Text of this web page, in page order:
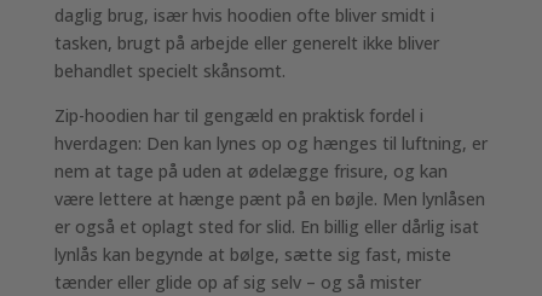
daglig brug, især hvis hoodien ofte bliver smidt i
tasken, brugt på arbejde eller generelt ikke bliver
behandlet specielt skånsomt.
Zip-hoodien har til gengæld en praktisk fordel i
hverdagen: Den kan lynes op og hænges til luftning, er
nem at tage på uden at ødelægge frisure, og kan
være lettere at hænge pænt på en bøjle. Men lynlåsen
er også et oplagt sted for slid. En billig eller dårlig isat
lynlås kan begynde at bølge, sætte sig fast, miste
tænder eller glide op af sig selv – og så mister